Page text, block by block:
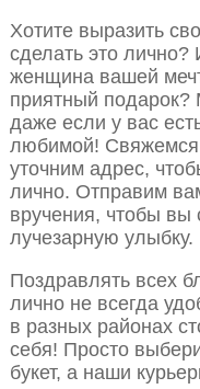
Хотите выразить
сделать это лично?
женщина вашей
приятный подарок?
даже если у вас
любимой! Свяжемся
уточним адрес,
лично. Отправим
вручения, чтобы вы
лучезарную улыбку.
Поздравлять всех
лично не всегда
в разных районах
себя! Просто
букет, а наши